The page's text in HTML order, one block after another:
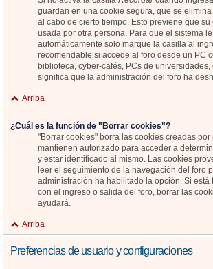
guardan en una cookie segura, que se
al cabo de cierto tiempo. Esto previene que
usada por otra persona. Para que el sistema
automáticamente solo marque la casilla al
recomendable si accede al foro desde un PC
biblioteca, cyber-cafés, PCs de
significa que la administración del foro ha
Arriba
¿Cuál es la función de "Borrar cookies"?
"Borrar cookies" borra las cookies creadas por
mantienen autorizado para acceder a
y estar identificado al mismo. Las cookies
leer el seguimiento de la navegación del foro
administración ha habilitado la opción. Si está
con el ingreso o salida del foro, borrar las
ayudará.
Arriba
Preferencias de usuario y configuraciones